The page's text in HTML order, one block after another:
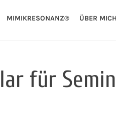
MIMIKRESONANZ® ÜBER MICH
für